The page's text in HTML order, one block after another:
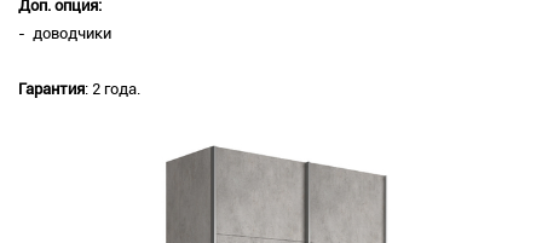
Доп. опция:
- доводчики
Гарантия: 2 года.